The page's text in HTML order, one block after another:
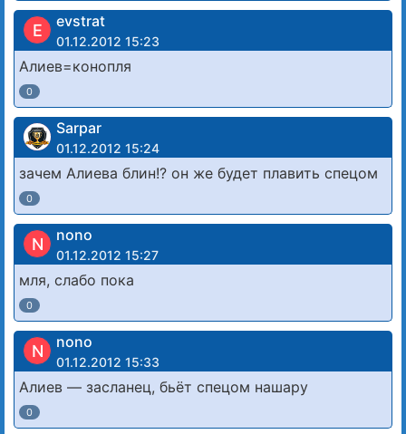
E evstrat
01.12.2012 15:23
Алиев=конопля
0
Sarpar
01.12.2012 15:24
зачем Алиева блин!? он же будет плавить спецом
0
N nono
01.12.2012 15:27
мля, слабо пока
0
N nono
01.12.2012 15:33
Алиев — засланец, бьёт спецом нашару
0